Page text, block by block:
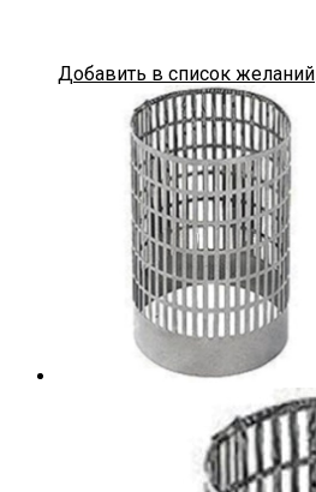
Добавить в список желаний